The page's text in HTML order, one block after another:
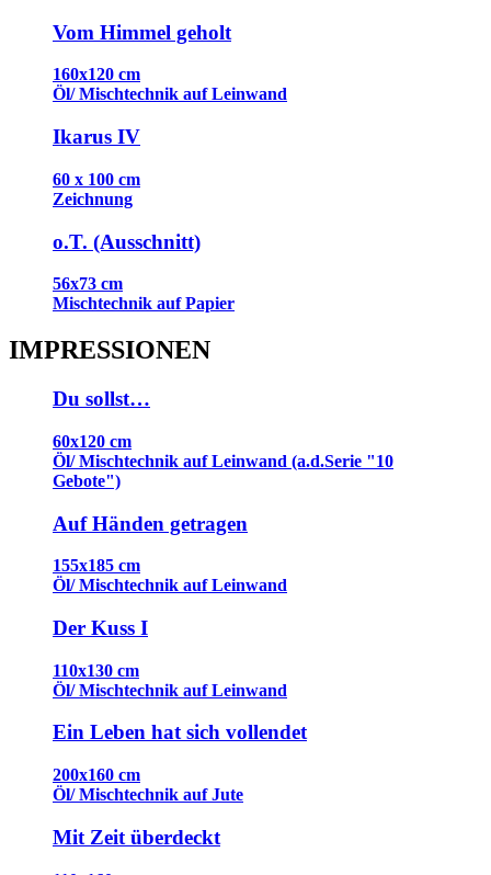
Vom Himmel geholt
160x120 cm
Öl/ Mischtechnik auf Leinwand
Ikarus IV
60 x 100 cm
Zeichnung
o.T. (Ausschnitt)
56x73 cm
Mischtechnik auf Papier
IMPRESSIONEN
Du sollst…
60x120 cm
Öl/ Mischtechnik auf Leinwand (a.d.Serie "10
Gebote")
Auf Händen getragen
155x185 cm
Öl/ Mischtechnik auf Leinwand
Der Kuss I
110x130 cm
Öl/ Mischtechnik auf Leinwand
Ein Leben hat sich vollendet
200x160 cm
Öl/ Mischtechnik auf Jute
Mit Zeit überdeckt